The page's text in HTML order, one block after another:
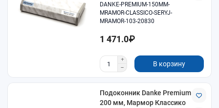
DANKE-PREMIUM-150MM-
MRAMOR-CLASSICO-SERYJ-
MRAMOR-103-20830
1 471.0₽
В корзину
Подоконник Danke Premium
200 мм, Мармор Классико